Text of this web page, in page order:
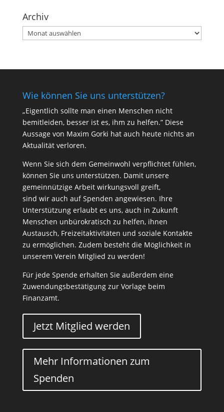
Archiv
Archiv
Wie können Sie uns unterstützen?
„Eigentlich sollte man einen Menschen nicht
bemitleiden, besser ist es, ihm zu helfen.” Diese
Aussage von Maxim Gorki hat auch heute nichts an
Aktualität verloren.
Wenn Sie sich dem Gemeinwohl verpflichtet fühlen,
können Sie uns unterstützen. Damit unsere
gemeinnützige Arbeit wirkungsvoll greift,
sind wir auch auf Spenden angewiesen. Ihre
Unterstützung erlaubt es uns, auch in Zukunft
Menschen unbürokratisch zu helfen, ihnen
Austausch, Freizeitaktivitäten und soziale Kontakte
zu ermöglichen. Zudem besteht die Möglichkeit in
unserem Verein Mitglied zu werden!
Für jede Spende erhalten Sie außerdem eine
Zuwendungsbestätigung zur Vorlage beim
Finanzamt.
Jetzt Mitglied werden
Mehr Informationen zum
Spenden